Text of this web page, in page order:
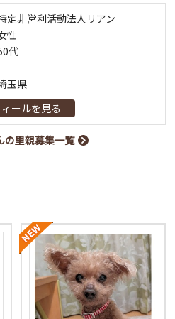
定非営利活動法人リアン
性
代
玉県
ールを見る
の里親募集一覧